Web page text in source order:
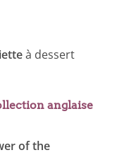
à dessert
anglaise
of the